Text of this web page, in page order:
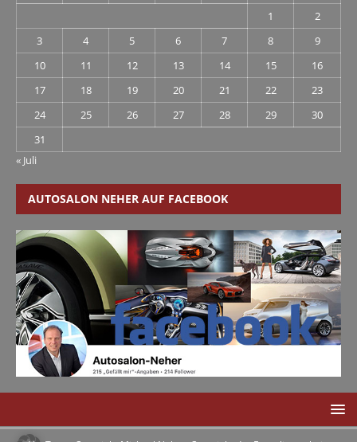
1
2
3
4 5 6 7 8
9
10
11 12 13 14 15
16
17
18 19 20 21 22
23
24
25 26 27 28 29
30
31
« Juli
AUTOSALON NEHER AUF FACEBOOK